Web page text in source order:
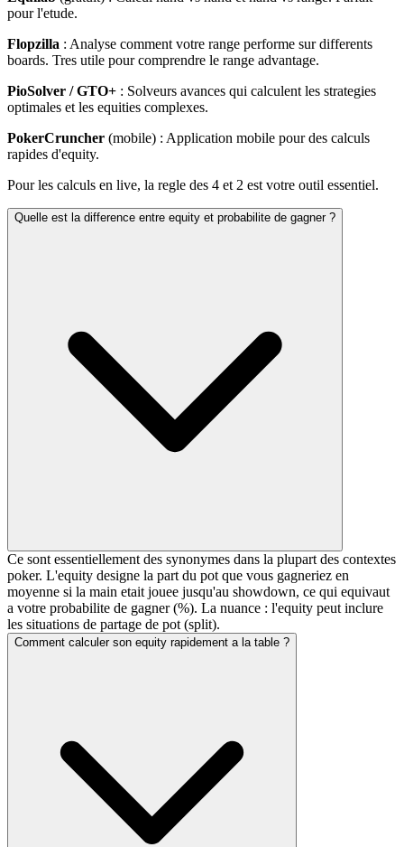
pour l'etude.
Flopzilla : Analyse comment votre range performe sur differents
boards. Tres utile pour comprendre le range advantage.
PioSolver / GTO+ : Solveurs avances qui calculent les strategies
optimales et les equities complexes.
PokerCruncher (mobile) : Application mobile pour des calculs
rapides d'equity.
Pour les calculs en live, la regle des 4 et 2 est votre outil essentiel.
Quelle est la difference entre equity et probabilite de gagner ?
Ce sont essentiellement des synonymes dans la plupart des contextes
poker. L'equity designe la part du pot que vous gagneriez en
moyenne si la main etait jouee jusqu'au showdown, ce qui equivaut
a votre probabilite de gagner (%). La nuance : l'equity peut inclure
les situations de partage de pot (split).
Comment calculer son equity rapidement a la table ?